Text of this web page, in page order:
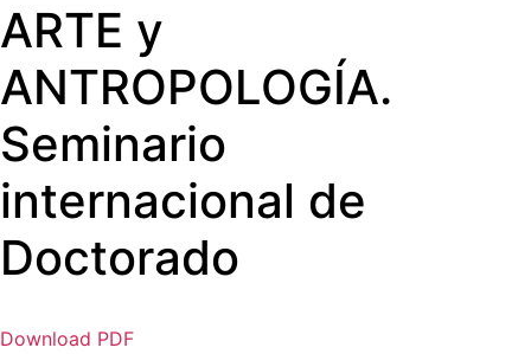
ARTE y
ANTROPOLOGÍA.
Seminario
internacional de
Doctorado
Download PDF